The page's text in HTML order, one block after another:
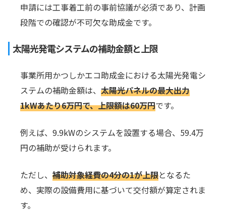
申請には工事着工前の事前協議が必須であり、計画
段階での確認が不可欠な助成金です。
太陽光発電システムの補助金額と上限
事業所用かつしかエコ助成金における太陽光発電シ
ステムの補助金額は、 太陽光パネルの最大出力
1kWあたり6万円で、上限額は60万円です。
例えば、9.9kWのシステムを設置する場合、59.4万
円の補助が受けられます。
ただし、 補助対象経費の4分の1が上限となるた
め、実際の設備費用に基づいて交付額が算定されま
す。